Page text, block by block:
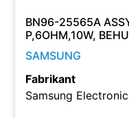
BN96-25565A
P,6OHM,10W,
SAMSUNG
Fabrikant
Samsung